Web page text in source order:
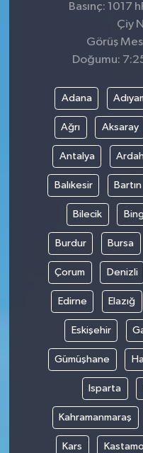
Basınç: 1017
Çiy
Görüş
Doğumu:
Adana
Ağrı Aksaray
Antalya
Balıkesir Bartın
Bilecik
Burdur Bursa
Çorum Denizli
Edirne Elazığ
Eskişehir
Gümüşhane
Isparta
Kahramanmaraş
Kars